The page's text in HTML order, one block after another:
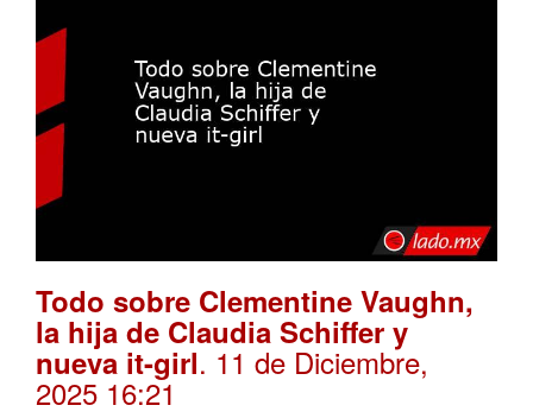
Todo sobre Clementine Vaughn,
la hija de Claudia Schiffer y
nueva it-girl. 11 de Diciembre,
2025 16:21